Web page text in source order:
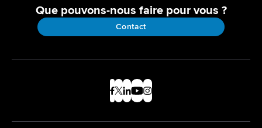
Que pouvons-nous faire pour vous ?
Contact